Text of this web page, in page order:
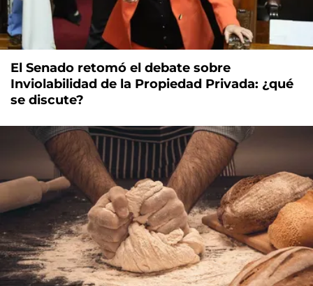
El Senado retomó el debate sobre
Inviolabilidad de la Propiedad Privada: ¿qué
se discute?